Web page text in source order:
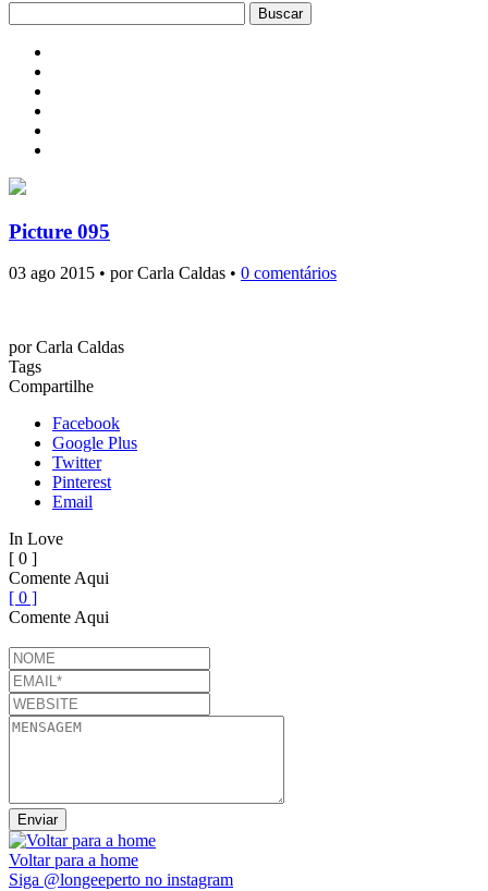
Picture 095
03 ago 2015 • por Carla Caldas • 0 comentários
porCarla Caldas
Tags
Compartilhe
Facebook
Google Plus
Twitter
Pinterest
Email
In Love
[ 0 ]
Comente Aqui
[ 0 ]
Comente Aqui
Voltar para a home
Siga @longeeperto no instagram